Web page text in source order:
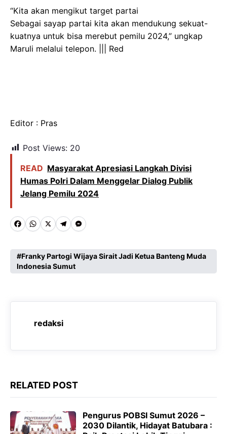
“Kita akan mengikut target partai
Sebagai sayap partai kita akan mendukung sekuat-
kuatnya untuk bisa merebut pemilu 2024,” ungkap
Maruli melalui telepon. ||| Red
Editor : Pras
Post Views: 20
READ Masyarakat Apresiasi Langkah Divisi
Humas Polri Dalam Menggelar Dialog Publik
Jelang Pemilu 2024
F
c
e
o
W
a
t
A
p
X T
l
e
r
a
M
s
s
n
r
Franky Partogi Wijaya Sirait Jadi Ketua Banteng Muda
Indonesia Sumut
redaksi
RELATED POST
Pengurus POBSI Sumut 2026 –
2030 Dilantik, Hidayat Batubara :